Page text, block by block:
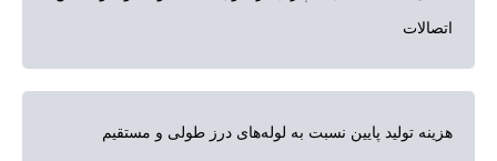
اتصالات
هزینه تولید پایین نسبت به لوله‌های درز طولی و مستقیم